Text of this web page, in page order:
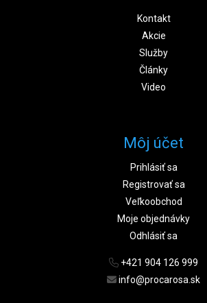
Kontakt
Akcie
Služby
Články
Video
Môj účet
Prihlásiť sa
Registrovať sa
Veľkoobchod
Moje objednávky
Odhlásiť sa
+421 904 126 999
info@procarosa.sk